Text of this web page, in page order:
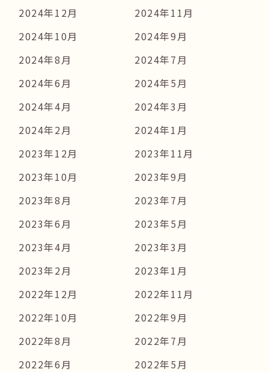
2024年12月
2024年11月
2024年10月
2024年9月
2024年8月
2024年7月
2024年6月
2024年5月
2024年4月
2024年3月
2024年2月
2024年1月
2023年12月
2023年11月
2023年10月
2023年9月
2023年8月
2023年7月
2023年6月
2023年5月
2023年4月
2023年3月
2023年2月
2023年1月
2022年12月
2022年11月
2022年10月
2022年9月
2022年8月
2022年7月
2022年6月
2022年5月